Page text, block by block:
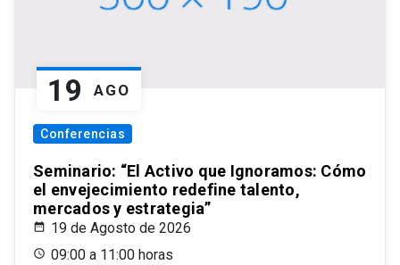
19 AGO
Conferencias
Seminario: “El Activo que Ignoramos: Cómo
el envejecimiento redefine talento,
mercados y estrategia”
19 de Agosto de 2026
09:00 a 11:00 horas